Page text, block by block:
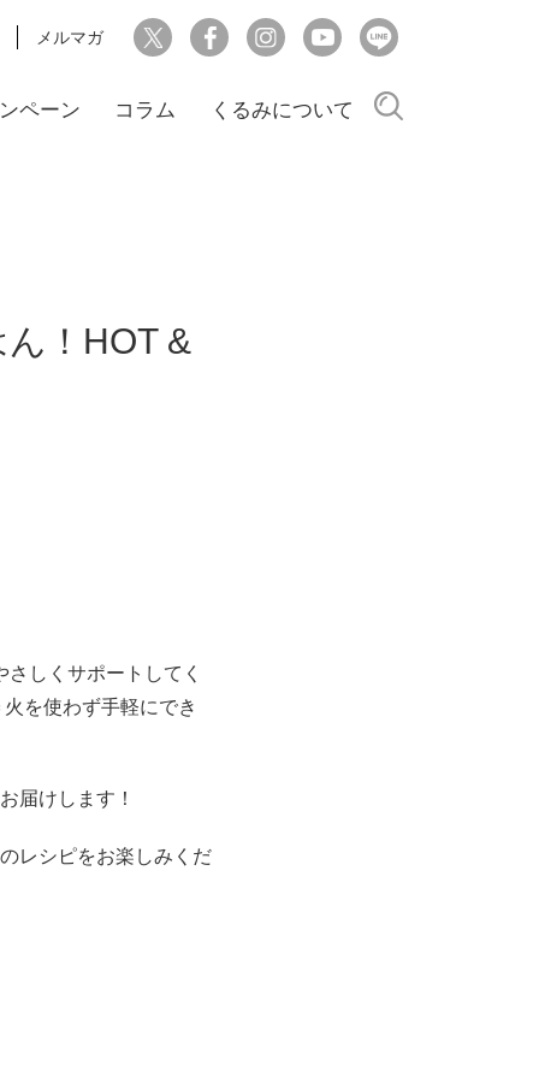
メルマガ
ペーン コラム くるみについて
！HOT &
しくサポートしてく
を使わず手軽にでき
届けします！
レシピをお楽しみくだ